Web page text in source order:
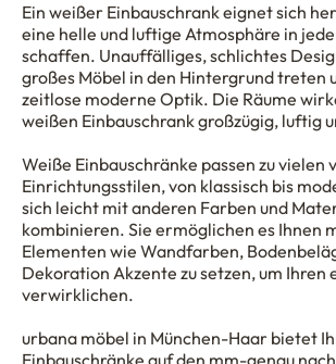
Ein weißer Einbauschrank eignet sich
eine helle und luftige Atmosphäre in
schaffen. Unauffälliges, schlichtes
großes Möbel in den Hintergrund treten
zeitlose moderne Optik. Die Räume
weißen Einbauschrank großzügig, luftig
Weiße Einbauschränke passen zu vielen
Einrichtungsstilen, von klassisch bis
sich leicht mit anderen Farben und
kombinieren. Sie ermöglichen es Ihnen
Elementen wie Wandfarben,
Dekoration Akzente zu setzen, um Ihren
verwirklichen.
urbana möbel in München-Haar bietet
Einbauschränke auf den mm-genau